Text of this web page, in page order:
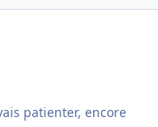
patienter, encore